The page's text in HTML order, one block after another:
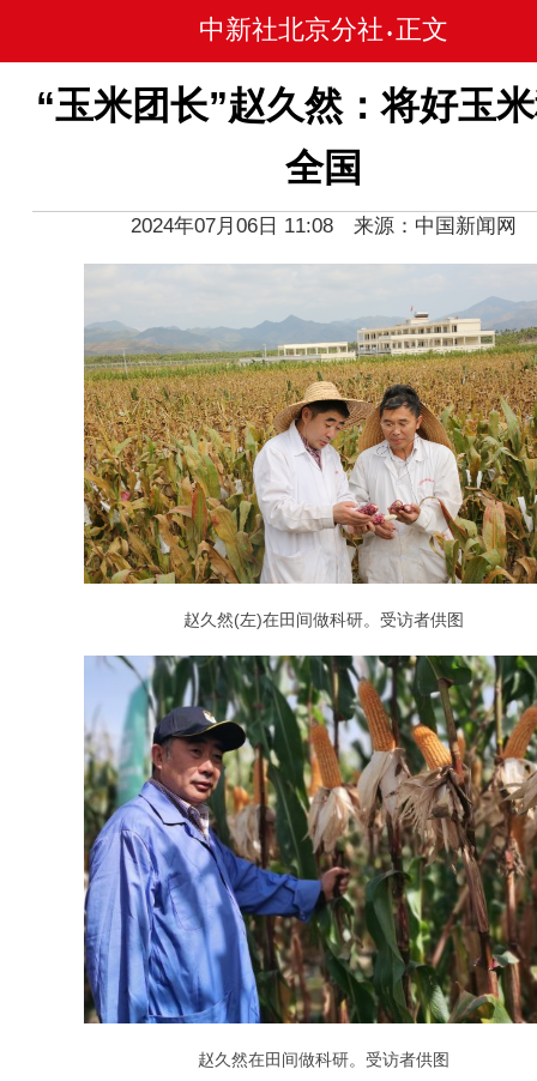
中新社北京分社 • 正文
“玉米团长”赵久然：将好玉
全国
2024年07月06日 11:08 来源：中国新闻网
赵久然(左)在田间做科研。受访者供图
赵久然在田间做科研。受访者供图